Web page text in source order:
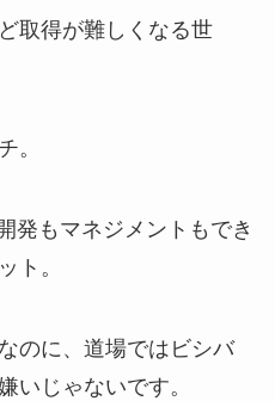
取得が難しくなる世
。
発もマネジメントもでき
ト。
のに、道場ではビシバ
いじゃないです。